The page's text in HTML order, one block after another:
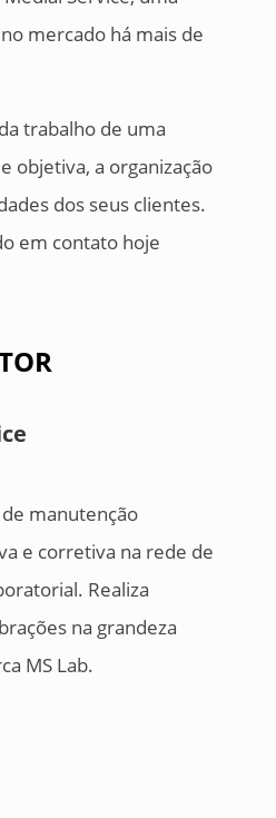
mercado há mais de
trabalho de uma
objetiva, a organização
dos seus clientes.
em contato hoje
manutenção
e corretiva na rede de
Realiza
na grandeza
MS Lab.